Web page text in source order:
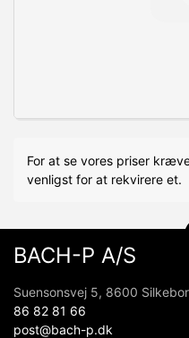
For at se vores priser
venligst for at rekvirere et.
BACH-P A/S
Suensonsvej 5, 8600
86 82 81 66
post@bach-p.dk